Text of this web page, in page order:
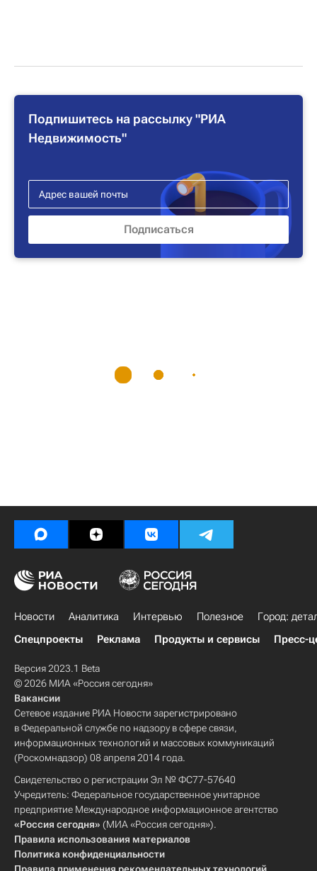
Подпишитесь на рассылку "РИА
Недвижимость"
Новости Аналитика Интервью Полезное
Город:
Спецпроекты
Реклама Продукты и сервисы Пресс-
Версия 2023.1 Beta
© 2026 МИА «Россия сегодня»
Вакансии
Сетевое издание РИА Новости зарегистрировано
в Федеральной службе по надзору в сфере связи,
информационных технологий и массовых коммуникаций
(Роскомнадзор) 08 апреля 2014 года.
Свидетельство о регистрации Эл № ФС77-57640
Учредитель: Федеральное государственное унитарное
предприятие Международное информационное агентство
«Россия сегодня» (МИА «Россия сегодня»).
Правила использования материалов
Политика конфиденциальности